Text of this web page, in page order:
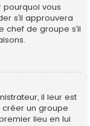
vous
s’il approuvera
chef de groupe s’il
il leur est
créer un groupe
lieu en lui